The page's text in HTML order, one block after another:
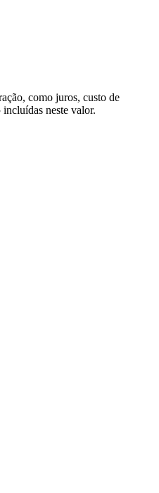
como juros, custo de
incluídas neste valor.